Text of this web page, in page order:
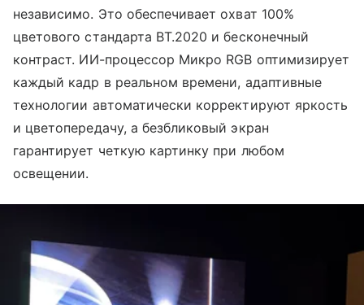
независимо. Это обеспечивает охват 100%
цветового стандарта BT.2020 и бесконечный
контраст. ИИ-процессор Микро RGB оптимизирует
каждый кадр в реальном времени, адаптивные
технологии автоматически корректируют яркость
и цветопередачу, а безбликовый экран
гарантирует четкую картинку при любом
освещении.